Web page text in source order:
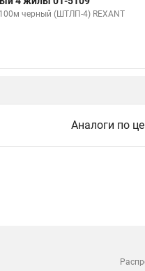
черный (ШТЛП-4) REXANT
Аналоги по